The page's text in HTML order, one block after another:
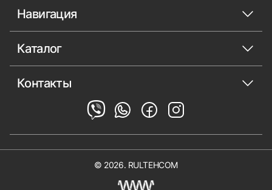
Навигация
Каталог
Контакты
© 2026. RULTEHCOM